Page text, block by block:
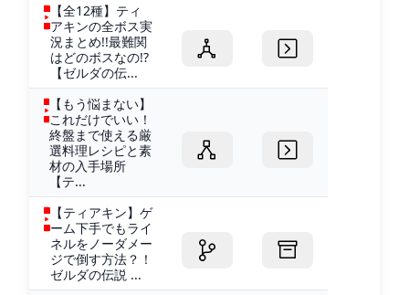
【全12種】ティ
アキンの全ボス実
況まとめ!!最難関
はどのボスなの!?
【ゼルダの伝...
【もう悩まない】
これだけでいい！
終盤まで使える厳
選料理レシピと素
材の入手場所
【テ...
【ティアキン】ゲ
ーム下手でもライ
ネルをノーダメー
ジで倒す方法？！
ゼルダの伝説 ...